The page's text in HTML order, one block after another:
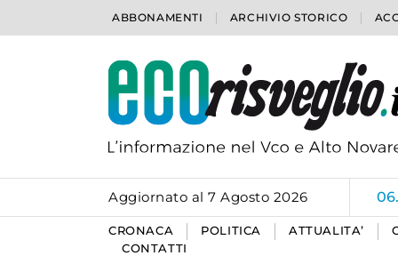
ABBONAMENTI ARCHIVIO STORICO
Aggiornato al 7 Agosto 2026
CRONACA POLITICA ATTUALITA’
CONTATTI